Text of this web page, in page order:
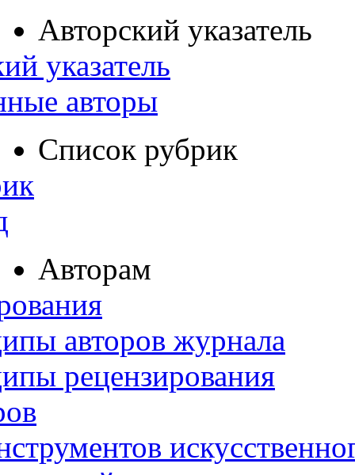
Авторский указатель
указатель
авторы
Список рубрик
Авторам
авторов журнала
рецензирования